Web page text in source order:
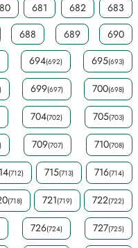
681 682
683
688 689
690
694(692) 695(693)
699(697) 700(698)
704(702) 705(703)
709(707) 710(708)
(712) 715(713) 716(714)
(718) 721(719) 722(722)
726(724) 727(725)